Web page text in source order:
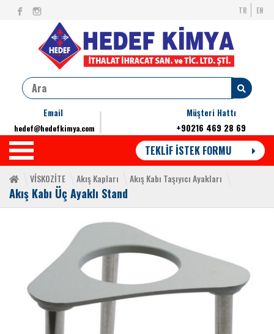
TR EN
Müşteri Hattı
+90216 469 28 69
Email
hedef@hedefkimya.com
TEKLİF İSTEK FORMU
VİSKOZİTE Akış Kapları Akış Kabı Taşıyıcı Ayakları
Akış Kabı Üç Ayaklı Stand